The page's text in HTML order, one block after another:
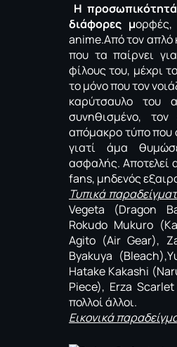
Η
διάφορες μ
anime.Από τον απλό
που τα παίρνει
φίλους του, μέχρι
το μόνο που τον
καρύτσαυλο του
συνηθισμένο,
απόμακρο τύπο που
γιατί άμα
ασφαλής. Αποτελεί
fans, μηδενός
Τυπικά
Vegeta (Dragon
Rokudo Mukuro
Agito (Air Gear),
Byakuya
Hatake Kakashi
Piece), Erza
πολλοί άλλοι.
Εικονικά